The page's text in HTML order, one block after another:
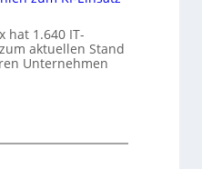
hat 1.640 IT-
aktuellen Stand
Unternehmen